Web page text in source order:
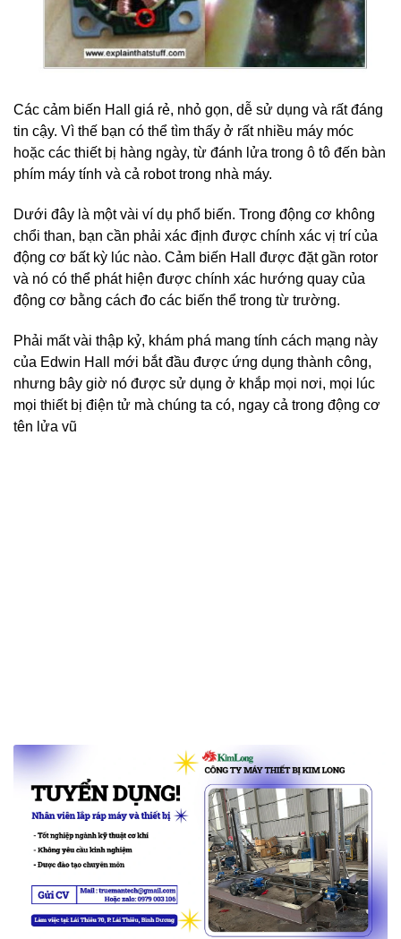
Các cảm biến Hall giá rẻ, nhỏ gọn, dễ sử dụng và rất đáng
tin cậy. Vì thế bạn có thể tìm thấy ở rất nhiều máy móc
hoặc các thiết bị hàng ngày, từ đánh lửa trong ô tô đến bàn
phím máy tính và cả robot trong nhà máy.
Dưới đây là một vài ví dụ phổ biến. Trong động cơ không
chổi than, bạn cần phải xác định được chính xác vị trí của
động cơ bất kỳ lúc nào. Cảm biến Hall được đặt gần rotor
và nó có thể phát hiện được chính xác hướng quay của
động cơ bằng cách đo các biến thể trong từ trường.
Phải mất vài thập kỷ, khám phá mang tính cách mạng này
của Edwin Hall mới bắt đầu được ứng dụng thành công,
nhưng bây giờ nó được sử dụng ở khắp mọi nơi, mọi lúc
mọi thiết bị điện tử mà chúng ta có, ngay cả trong động cơ
tên lửa vũ